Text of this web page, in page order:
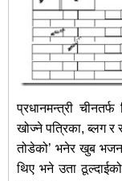
प्रधानमन्त्री
खोज्ने पत्रिका, ब्लग
तोडेको’ भनेर खुब भजन
थिए भने उता